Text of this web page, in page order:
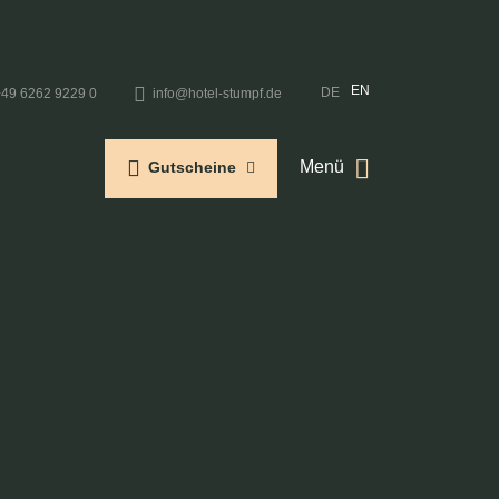
6262 9229 0 info@hotel-stumpf.de DE EN
Menü
Gutscheine